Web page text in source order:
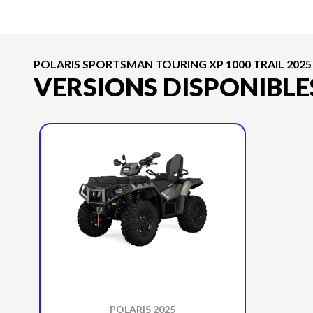
POLARIS SPORTSMAN TOURING XP 1000 TRAIL 2025
VERSIONS
POLARIS 2025